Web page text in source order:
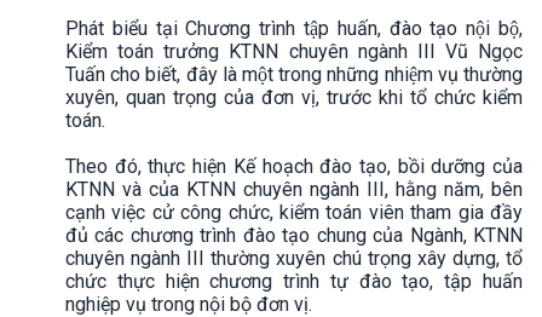
Phát biểu tại Chương trình tập huấn, đào tạo nội bộ,
Kiểm toán trưởng KTNN chuyên ngành III Vũ Ngọc
Tuấn cho biết, đây là một trong những nhiệm vụ thường
xuyên, quan trọng của đơn vị, trước khi tổ chức kiểm
toán.
Theo đó, thực hiện Kế hoạch đào tạo, bồi dưỡng của
KTNN và của KTNN chuyên ngành III, hằng năm, bên
cạnh việc cử công chức, kiểm toán viên tham gia đầy
đủ các chương trình đào tạo chung của Ngành, KTNN
chuyên ngành III thường xuyên chú trọng xây dựng, tổ
chức thực hiện chương trình tự đào tạo, tập huấn
nghiệp vụ trong nội bộ đơn vị.